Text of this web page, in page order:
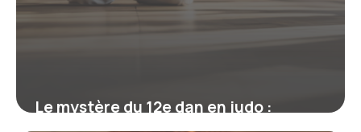
Le mystère du 12e dan en judo :